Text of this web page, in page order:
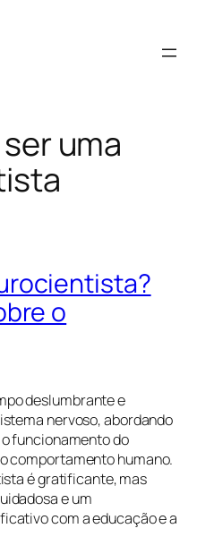
uma
o
deslumbrante e
nervoso, abordando
funcionamento do
comportamento humano.
é gratificante, mas
e um
com a educação e a